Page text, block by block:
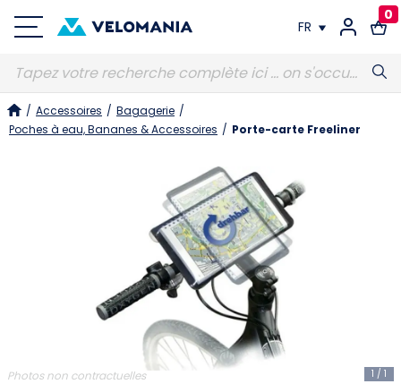
FR
FR
0
/ Accessoires / Bagagerie /
Poches à eau, Bananes & Accessoires / Porte-carte Freeliner
1 / 1
Photos non contractuelles